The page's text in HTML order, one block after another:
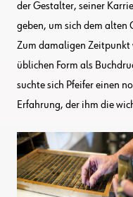
der Gestalter, seiner
geben, um sich dem alten
Zum damaligen Zeitpunkt
üblichen Form als
suchte sich Pfeifer einen
Erfahrung, der ihm die